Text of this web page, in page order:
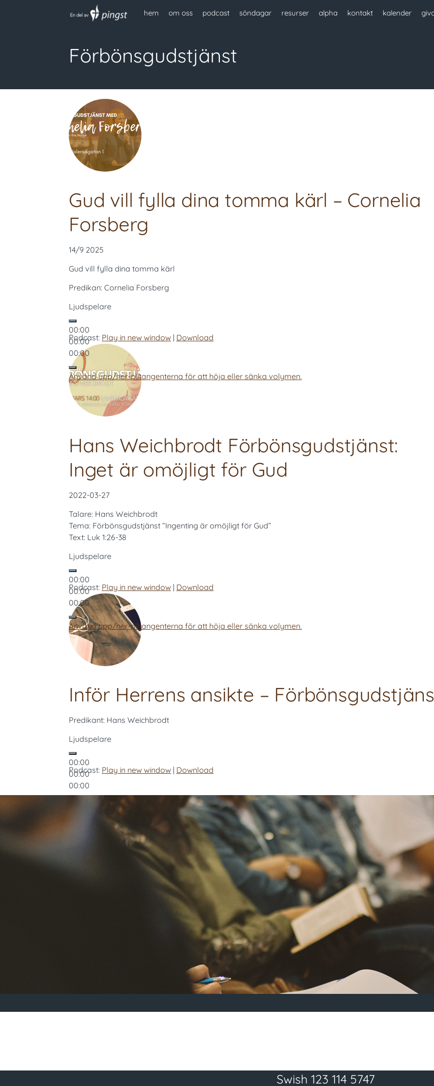
hem om oss podcast söndagar resurser alpha kontakt kalender
Förbönsgudstjänst
Gud vill fylla dina tomma kärl – Cornelia
Forsberg
14/9 2025
Gud vill fylla dina tomma kärl
Predikan: Cornelia Forsberg
Ljudspelare
00:00
00:00
00:00
Använd upp/ner-piltangenterna för att höja eller sänka volymen.
Podcast: Play in new window | Download
Hans Weichbrodt Förbönsgudstjänst:
Inget är omöjligt för Gud
2022-03-27
Talare: Hans Weichbrodt
Tema: Förbönsgudstjänst ”Ingenting är omöjligt för Gud”
Text: Luk 1:26-38
Ljudspelare
00:00
00:00
00:00
Använd upp/ner-piltangenterna för att höja eller sänka volymen.
Podcast: Play in new window | Download
Inför Herrens ansikte –
Predikant: Hans Weichbrodt
Ljudspelare
00:00
00:00
00:00
Använd upp/ner-piltangenterna för att höja eller sänka volymen.
Podcast: Play in new window | Download
Swish 123 114 5747